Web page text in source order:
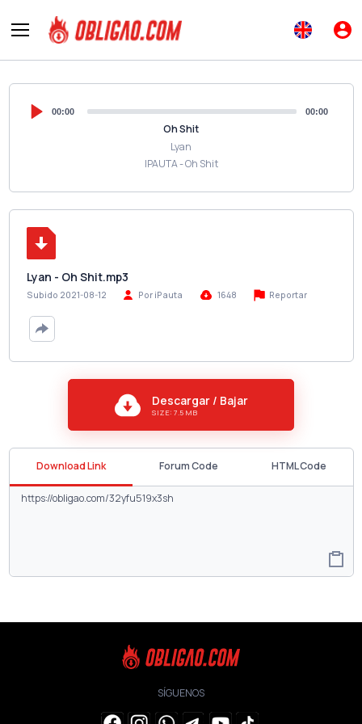
00:00 00:00
Oh Shit
Lyan
IPAUTA - Oh Shit
Lyan - Oh Shit.mp3
Subido 2021-08-12 Por iPauta 1648 Reportar
Descargar / Bajar
SIZE: 7.5 MB
Download Link Forum Code HTML Code
SÍGUENOS